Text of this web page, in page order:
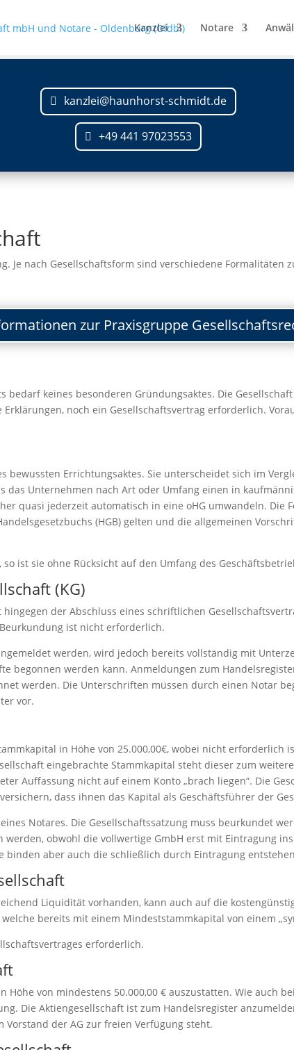
Kanzlei Notare
kanzlei@haunhorst-schmidt.de
+49 441 97023553
Je nach Gesellschaftsform sind verschiedene Formalitäten
zur Praxisgruppe
bedarf keines besonderen Gründungsaktes. Die
noch ein Gesellschaftsvertrag erforderlich.
bewussten Errichtungsaktes. Sie unterscheidet sich im
das Unternehmen nach Art oder Umfang einen in
quasi jederzeit automatisch in eine oHG umwandeln. Die
(HGB) gelten und die allgemeinen
ist sie ohne Rücksicht auf den Umfang des
(KG)
der Abschluss eines schriftlichen
ist nicht erforderlich.
werden, wird jedoch bereits vollständig mit
begonnen werden kann. Anmeldungen zum
werden. Die Unterschriften müssen durch einen Notar
vor.
in Höhe von 25.000,00€, wobei nicht erforderlich
eingebrachte Stammkapital steht dieser zum
Auffassung nicht auf einem Konto „brach liegen“. Die
dass ihnen das Kapital als Geschäftsführer der
Notares. Die Gesellschaftssatzung muss beurkundet
obwohl die vollwertige GmbH erst mit Eintragung
binden aber auch die schließlich durch Eintragung
Liquidität vorhanden, kann auch auf die
bereits mit einem Mindeststammkapital von einem
erforderlich.
von mindestens 50.000,00 € auszustatten. Wie auch
Die Aktiengesellschaft ist zum Handelsregister
der AG zur freien Verfügung steht.